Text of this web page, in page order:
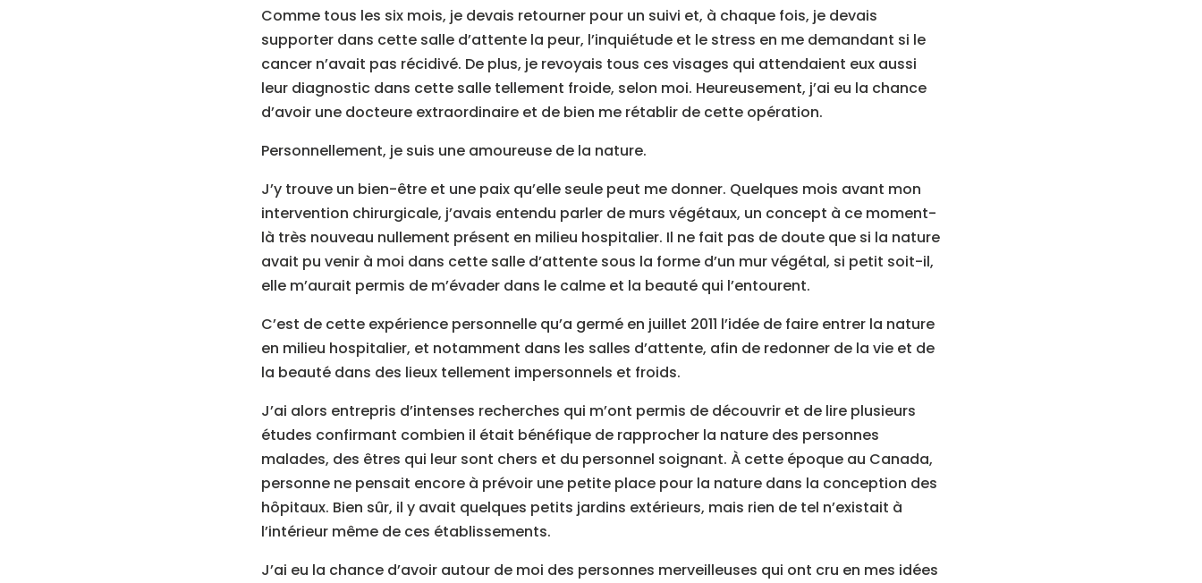
Comme tous les six mois, je devais retourner pour un suivi et, à chaque fois, je devais
supporter dans cette salle d’attente la peur, l’inquiétude et le stress en me demandant si le
cancer n’avait pas récidivé. De plus, je revoyais tous ces visages qui attendaient eux aussi
leur diagnostic dans cette salle tellement froide, selon moi. Heureusement, j’ai eu la chance
d’avoir une docteure extraordinaire et de bien me rétablir de cette opération.
Personnellement, je suis une amoureuse de la nature.
J’y trouve un bien-être et une paix qu’elle seule peut me donner. Quelques mois avant mon
intervention chirurgicale, j’avais entendu parler de murs végétaux, un concept à ce moment-
là très nouveau nullement présent en milieu hospitalier. Il ne fait pas de doute que si la nature
avait pu venir à moi dans cette salle d’attente sous la forme d’un mur végétal, si petit soit-il,
elle m’aurait permis de m’évader dans le calme et la beauté qui l’entourent.
C’est de cette expérience personnelle qu’a germé en juillet 2011 l’idée de faire entrer la nature
en milieu hospitalier, et notamment dans les salles d’attente, afin de redonner de la vie et de
la beauté dans des lieux tellement impersonnels et froids.
J’ai alors entrepris d’intenses recherches qui m’ont permis de découvrir et de lire plusieurs
études confirmant combien il était bénéfique de rapprocher la nature des personnes
malades, des êtres qui leur sont chers et du personnel soignant. À cette époque au Canada,
personne ne pensait encore à prévoir une petite place pour la nature dans la conception des
hôpitaux. Bien sûr, il y avait quelques petits jardins extérieurs, mais rien de tel n’existait à
l’intérieur même de ces établissements.
J’ai eu la chance d’avoir autour de moi des personnes merveilleuses qui ont cru en mes idées